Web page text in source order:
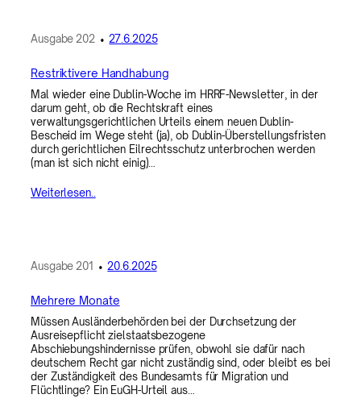
Ausgabe 202•27.6.2025
Restriktivere Handhabung
Mal wieder eine Dublin-Woche im HRRF-Newsletter, in der
darum geht, ob die Rechtskraft eines
verwaltungsgerichtlichen Urteils einem neuen Dublin-
Bescheid im Wege steht (ja), ob Dublin-Überstellungsfristen
durch gerichtlichen Eilrechtsschutz unterbrochen werden
(man ist sich nicht einig)…
Weiterlesen..
Ausgabe 201 •20.6.2025
Mehrere Monate
Müssen Ausländerbehörden bei der Durchsetzung der
Ausreisepflicht zielstaatsbezogene
Abschiebungshindernisse prüfen, obwohl sie dafür nach
deutschem Recht gar nicht zuständig sind, oder bleibt es bei
der Zuständigkeit des Bundesamts für Migration und
Flüchtlinge? Ein EuGH-Urteil aus…